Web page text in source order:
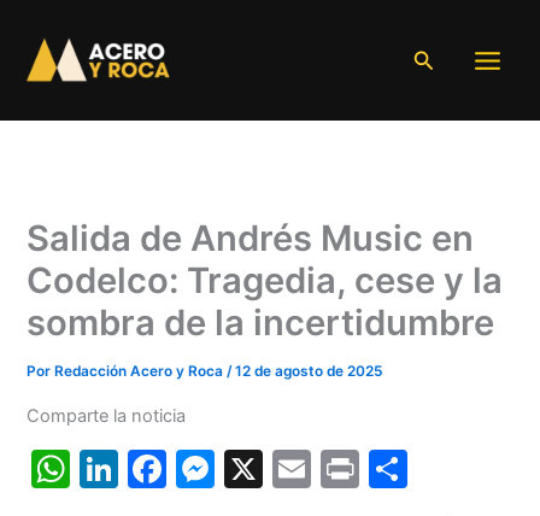
contenido
Buscar
Salida de Andrés Music en
Codelco: Tragedia, cese y la
sombra de la incertidumbre
Por Redacción Acero y Roca/12 de agosto de 2025
Comparte la noticia
W Li F
M X
E
Pr